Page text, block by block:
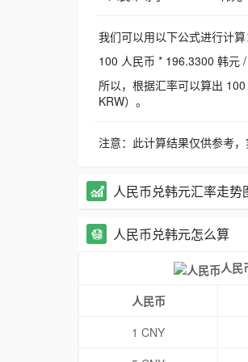
我们可以用以下公式进行计算
100 人民币 * 196.3300 韩元
所以，根据汇率可以算出
KRW）。
注意：此计算结果仅供参考
人民币兑韩元汇率走势
人民币兑韩元怎么算
人民
人民币
1 CNY